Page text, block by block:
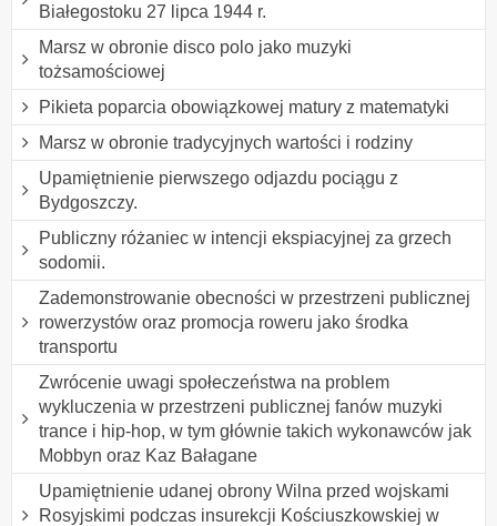
Białegostoku 27 lipca 1944 r.
Marsz w obronie disco polo jako muzyki
tożsamościowej
Pikieta poparcia obowiązkowej matury z matematyki
Marsz w obronie tradycyjnych wartości i rodziny
Upamiętnienie pierwszego odjazdu pociągu z
Bydgoszczy.
Publiczny różaniec w intencji ekspiacyjnej za grzech
sodomii.
Zademonstrowanie obecności w przestrzeni publicznej
rowerzystów oraz promocja roweru jako środka
transportu
Zwrócenie uwagi społeczeństwa na problem
wykluczenia w przestrzeni publicznej fanów muzyki
trance i hip-hop, w tym głównie takich wykonawców jak
Mobbyn oraz Kaz Bałagane
Upamiętnienie udanej obrony Wilna przed wojskami
Rosyjskimi podczas insurekcji Kościuszkowskiej w